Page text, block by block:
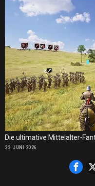
Die ultimative Mittelalter-
22. JUNI 2026